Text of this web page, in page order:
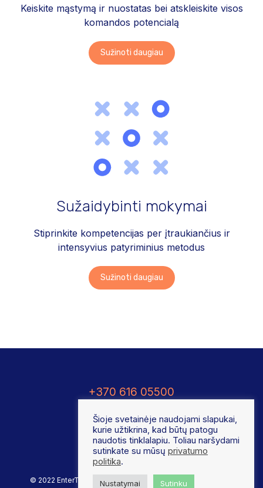
Keiskite mąstymą ir nuostatas bei atskleiskite visos
komandos potencialą
Sužinoti daugiau
Sužaidybinti mokymai
Stiprinkite kompetencijas per įtraukiančius ir
intensyvius patyriminius metodus
Sužinoti daugiau
+370 616 05500
© 2022 EnterTraining.lt Privatumo politika
Šioje svetainėje naudojami slapukai,
kurie užtikrina, kad būtų patogu
naudotis tinklalapiu. Toliau naršydami
sutinkate su mūsų privatumo
politika.
Nustatymai Sutinku